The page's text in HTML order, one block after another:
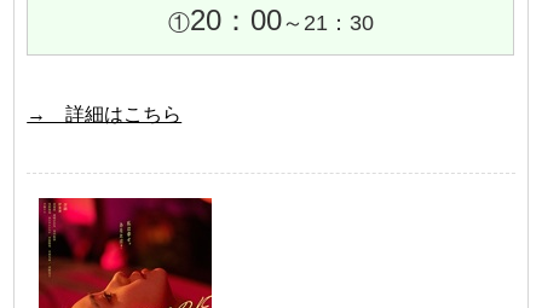
①20：00～21：30
→ 詳細はこちら